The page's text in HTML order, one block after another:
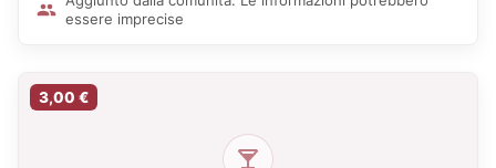
essere imprecise
3,00 €